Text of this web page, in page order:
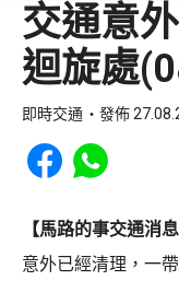
交通意
迴旋處
即時交通 發佈
Share to Facebook
Share to
【馬路的事交通消息
意外已經清理，一